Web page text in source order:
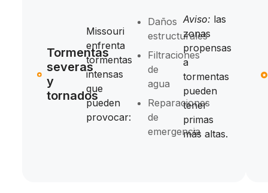
Tormentas
severas
y
tornados
Missouri
enfrenta
tormentas
intensas
que
pueden
provocar:
Daños
estructurales
Filtraciones
de
agua
Reparaciones
de
emergencia
Aviso: las
zonas
propensas
a
tormentas
pueden
tener
primas
más altas.